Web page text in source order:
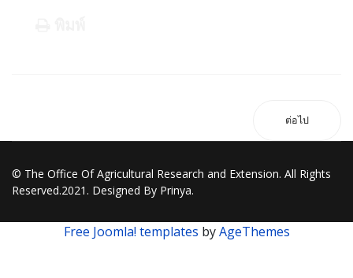
ต่อไป
© The Office Of Agricultural Research and Extension. All Rights
Reserved.2021. Designed By Prinya.
Free Joomla! templates byAgeThemes